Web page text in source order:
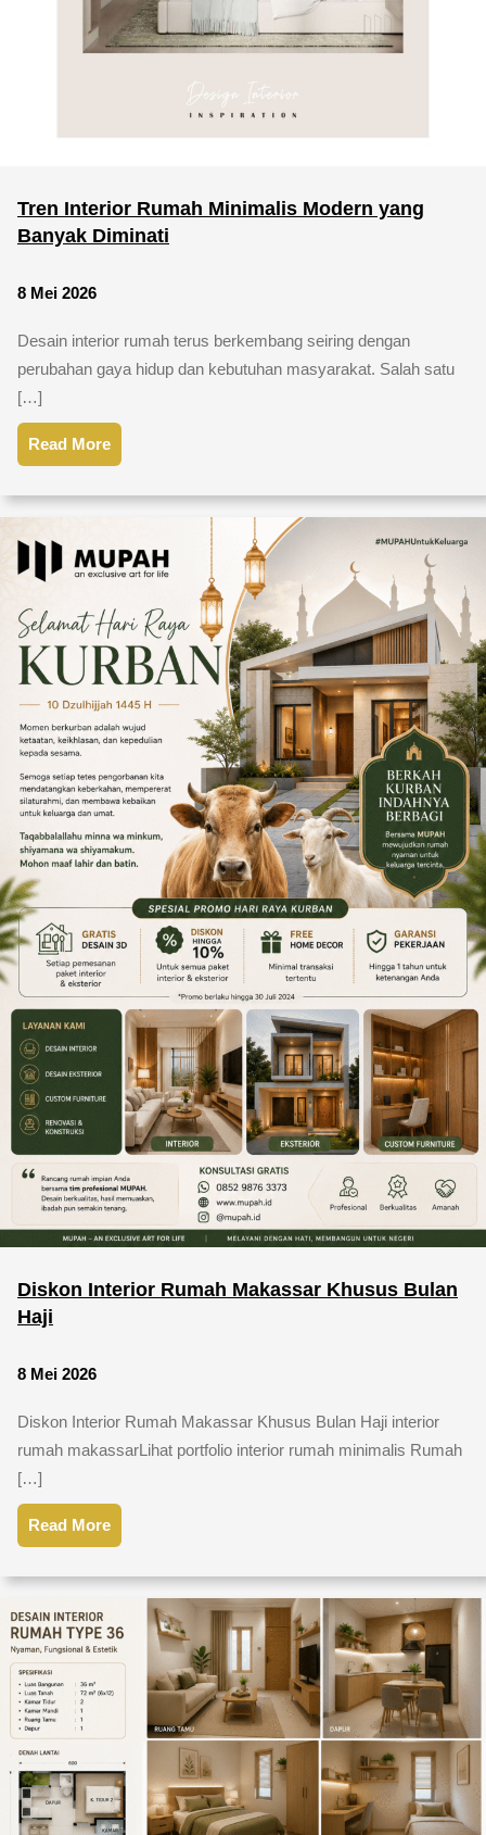
Tren Interior Rumah Minimalis Modern yang
Banyak Diminati
8 Mei 2026
Desain interior rumah terus berkembang seiring dengan
perubahan gaya hidup dan kebutuhan masyarakat. Salah satu
[…]
Read More
Diskon Interior Rumah Makassar Khusus Bulan
Haji
8 Mei 2026
Diskon Interior Rumah Makassar Khusus Bulan Haji interior
rumah makassarLihat portfolio interior rumah minimalis Rumah
[…]
Read More